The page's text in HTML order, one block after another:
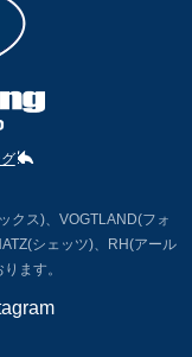
クス)、VOGTLAND(フォ
シェッツ)、RH(アール
ます。